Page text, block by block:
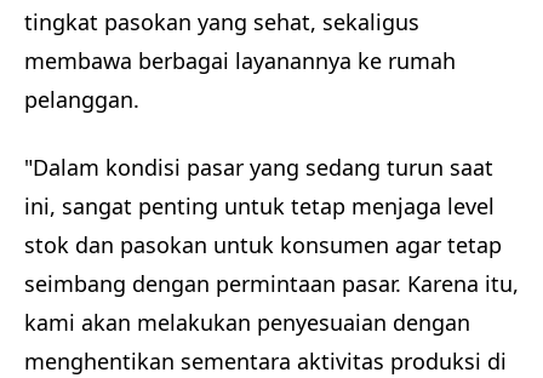
tingkat pasokan yang sehat, sekaligus
membawa berbagai layanannya ke rumah
pelanggan.
"Dalam kondisi pasar yang sedang turun saat
ini, sangat penting untuk tetap menjaga level
stok dan pasokan untuk konsumen agar tetap
seimbang dengan permintaan pasar. Karena itu,
kami akan melakukan penyesuaian dengan
menghentikan sementara aktivitas produksi di